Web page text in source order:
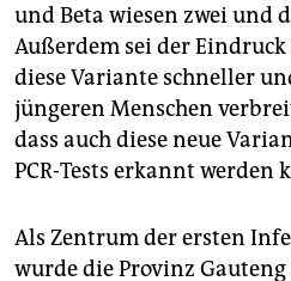
und Beta wiesen zwei und
Außerdem sei der
diese Variante schneller
jüngeren Menschen
dass auch diese neue
PCR-Tests erkannt werden
Als Zentrum der ersten
wurde die Provinz